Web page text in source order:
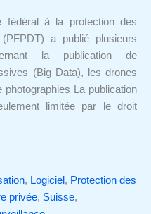
fédéral à la protection des
a publié plusieurs
la publication de
(Big Data), les drones
photographies La publication
limitée par le droit
, Logiciel , Protection des
privée, Suisse,